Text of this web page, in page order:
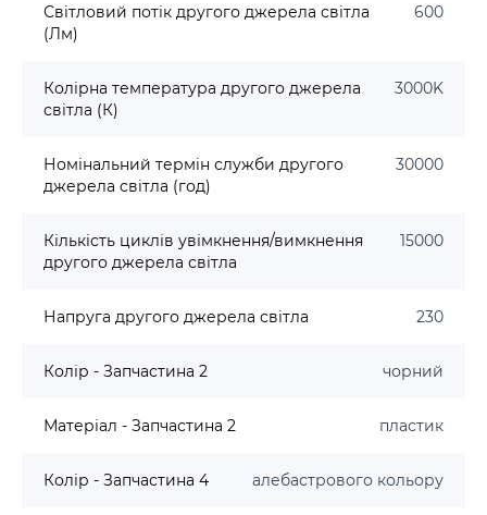
Світловий потік другого джерела світла
(Лм)
600
Колірна температура другого джерела
світла (К)
3000K
Номінальний термін служби другого
джерела світла (год)
30000
Кількість циклів увімкнення/вимкнення
другого джерела світла
15000
Напруга другого джерела світла 230
Колір - Запчастина 2 чорний
Матеріал - Запчастина 2 пластик
Колір - Запчастина 4 алебастрового кольору